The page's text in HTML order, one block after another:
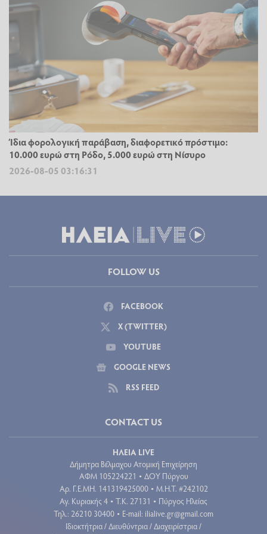
Ίδια φορολογική παράβαση, διαφορετικό πρόστιμο:
10.000 ευρώ στη Ρόδο, 5.000 ευρώ στη Νίσυρο
2026-08-05 03:16:31
FOLLOW US
FACEBOOK
X (TWITTER)
YOUTUBE
GOOGLE NEWS
RSS FEED
CONTACT US
ΗΛΕΙΑ LIVE
Δήμητρα Βέλμαχου Ατομική Επιχείρηση
ΑΦΜ 105224221 • ΔΟΥ Πύργου
Aρ. Γ.Ε.ΜΗ. 141319425000 • Μ.Η.Τ. #242102
Αγ. Κυριακής 4 • Τ.Κ. 27131 • Πύργος Ηλείας
Τηλ.: 26210 30400 • E-mail: ilialive.gr@gmail.com
Ιδιοκτήτρια / Διευθύντρια / Διαχειρίστρια /